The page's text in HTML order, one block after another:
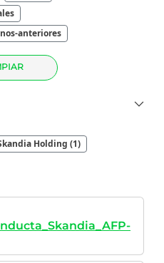
anteriores
Skandia Holding (1)